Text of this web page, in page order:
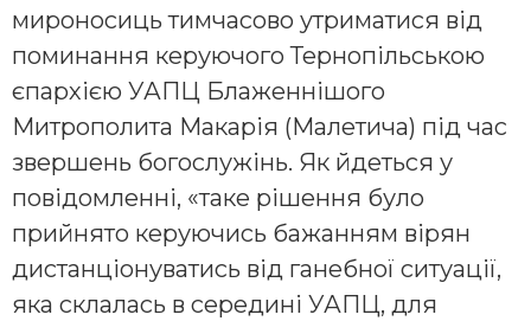
мироносиць тимчасово утриматися від
поминання керуючого Тернопільською
єпархією УАПЦ Блаженнішого
Митрополита Макарія (Малетича) під час
звершень богослужінь. Як йдеться у
повідомленні, «таке рішення було
прийнято керуючись бажанням вірян
дистанціонуватись від ганебної ситуації,
яка склалась в середині УАПЦ, для